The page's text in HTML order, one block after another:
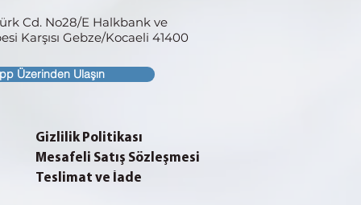
Cd. No28/E Halkbank ve
Karşısı Gebze/Kocaeli 41400
Üzerinden Ulaşın
Gizlilik Politikası
Mesafeli Satış Sözleşmesi
Teslimat ve İade